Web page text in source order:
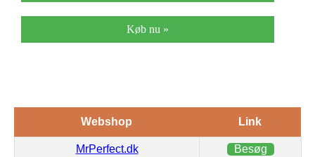
Køb nu »
Webshop Link
MrPerfect.dk Besøg